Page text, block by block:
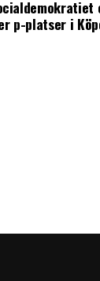
p-platser i